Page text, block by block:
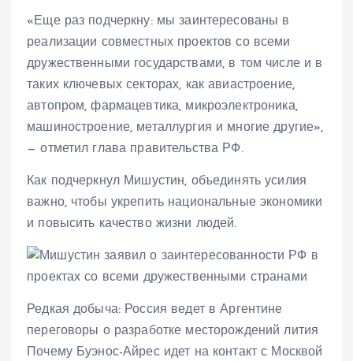
«Еще раз подчеркну: мы заинтересованы в
реализации совместных проектов со всеми
дружественными государствами, в том числе и в
таких ключевых секторах, как авиастроение,
автопром, фармацевтика, микроэлектроника,
машиностроение, металлургия и многие другие»,
— отметил глава правительства РФ.
Как подчеркнул Мишустин, объединять усилия
важно, чтобы укрепить национальные экономики
и повысить качество жизни людей.
Редкая добыча: Россия ведет в Аргентине
переговоры о разработке месторождений лития
Почему Буэнос-Айрес идет на контакт с Москвой